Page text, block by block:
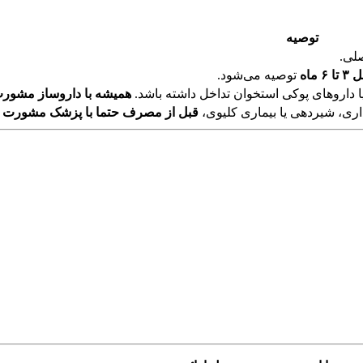
توصیه
توصیه می‌شود.
داروهای پوکی استخوان تداخل داشته باشد. همیشه با داروساز
شیردهی یا بیماری کلیوی، قبل از مصرف حتما با پزشک مشورت